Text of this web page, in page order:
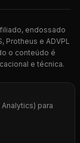
endossado
Protheus e ADVPL
o conteúdo é
e técnica.
para